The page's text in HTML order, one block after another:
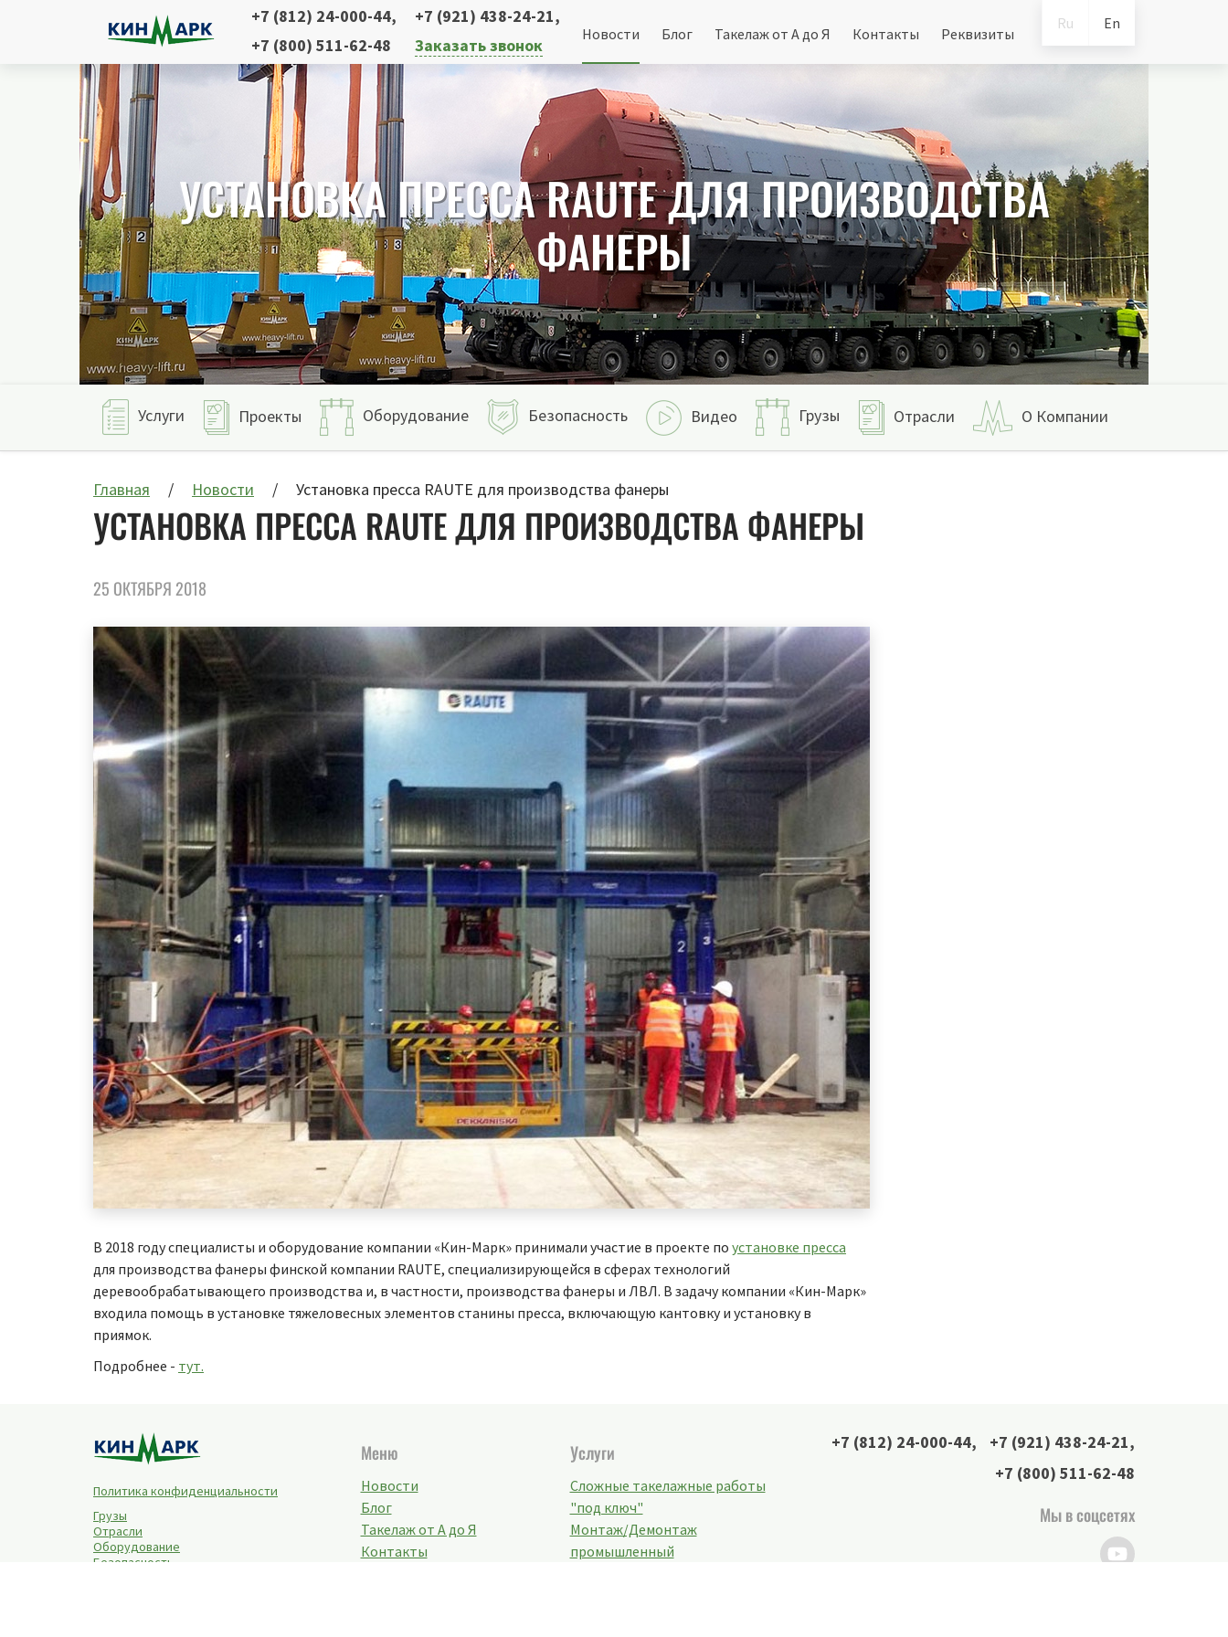
Ru En
+7 (812) 24-000-44, +7 (921) 438-24-21,
+7 (800) 511-62-48
Заказать звонок
Новости Блог Такелаж от А до Я Контакты Реквизиты
УСТАНОВКА ПРЕССА RAUTE ДЛЯ ПРОИЗВОДСТВА
ФАНЕРЫ
Услуги Проекты Оборудование Безопасность Видео Грузы Отрасли О Компании
Главная Новости Установка пресса RAUTE для производства фанеры
УСТАНОВКА ПРЕССА RAUTE ДЛЯ ПРОИЗВОДСТВА ФАНЕРЫ
25 ОКТЯБРЯ 2018
В 2018 году специалисты и оборудование компании «Кин-Марк» принимали участие в проекте по установке пресса
для производства фанеры финской компании RAUTE, специализирующейся в сферах технологий
деревообрабатывающего производства и, в частности, производства фанеры и ЛВЛ. В задачу компании «Кин-Марк»
входила помощь в установке тяжеловесных элементов станины пресса, включающую кантовку и установку в
приямок.
Подробнее - тут.
Политика конфиденциальности
Грузы
Отрасли
Оборудование
Безопасность
Меню
Новости
Блог
Такелаж от А до Я
Контакты
Услуги
Сложные такелажные работы
"под ключ"
Монтаж/Демонтаж
промышленный
+7 (812) 24-000-44, +7 (921) 438-24-21,
+7 (800) 511-62-48
Мы в соцсетях